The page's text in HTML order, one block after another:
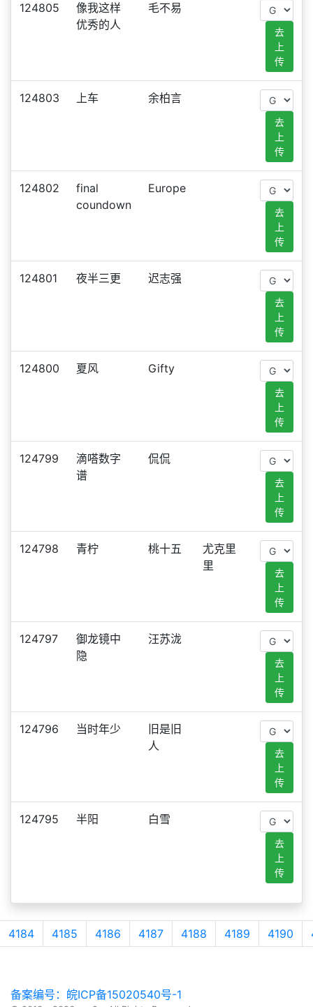
124805
像我这样
优秀的人
毛不易
去
上
传
124803 上车 余柏言
去
上
传
124802
final
coundown
Europe
去
上
传
124801 夜半三更 迟志强
去
上
传
124800 夏风 Gifty
去
上
传
124799
滴嗒数字
谱
侃侃
去
上
传
124798 青柠 桃十五
尤克里
里
去
上
传
124797
御龙镜中
隐
汪苏泷
去
上
传
124796 当时年少
旧是旧
人
去
上
传
124795 半阳 白雪
去
上
传
4184 4185 4186 4187 4188 4189 4190
备案编号：皖ICP备15020540号-1